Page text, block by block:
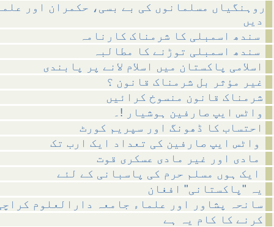
روہنگیاں مسلمانوں کی بے بسی، حکمران اور
دیں
اسلامی پاکستان میں اسلام لانے پر پابندی
غیر مؤثر بل شرمناک قانون ؟
شرمناک قانون منسوخ کرائیں
واٹس ایپ صارفین ہوشیار !۔
احتساب کا ڈھونگ اور سپریم کورٹ
یہ "پاکستانی" افغان
سانحہ پشاور اور علماء جامعہ دارالعلوم
کرنے کا کام یہ ہے